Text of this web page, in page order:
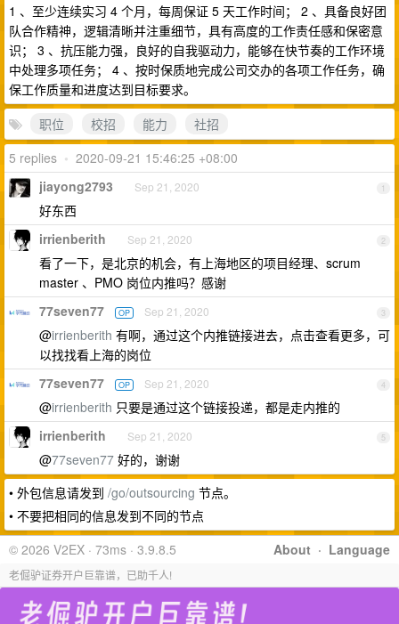
1 、至少连续实习 4 个月，每周保证 5 天工作时间； 2 、具备良好团
队合作精神，逻辑清晰并注重细节，具有高度的工作责任感和保密意
识； 3 、抗压能力强，良好的自我驱动力，能够在快节奏的工作环境
中处理多项任务； 4 、按时保质地完成公司交办的各项工作任务，确
保工作质量和进度达到目标要求。
职位
校招 能力
社招
5 replies • 2020-09-21 15:46:25 +08:00
1
jiayong2793 Sep 21, 2020
好东西
2
irrienberith Sep 21, 2020
看了一下，是北京的机会，有上海地区的项目经理、scrum
master 、PMO 岗位内推吗？感谢
3
77seven77 OP Sep 21, 2020
@irrienberith 有啊，通过这个内推链接进去，点击查看更多，可
以找找看上海的岗位
4
77seven77 OP Sep 21, 2020
@irrienberith 只要是通过这个链接投递，都是走内推的
5
irrienberith Sep 21, 2020
@77seven77 好的，谢谢
• 外包信息请发到 /go/outsourcing 节点。
• 不要把相同的信息发到不同的节点
About · Language
© 2026 V2EX · 73ms · 3.9.8.5
老倔驴证券开户巨靠谱，已助千人!